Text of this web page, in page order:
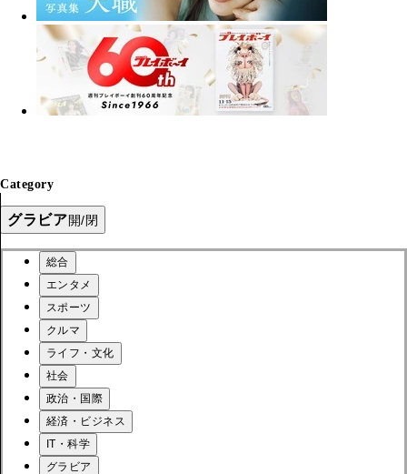
Category
グラビア開/閉
総合
エンタメ
スポーツ
クルマ
ライフ・文化
社会
政治・国際
経済・ビジネス
IT・科学
グラビア